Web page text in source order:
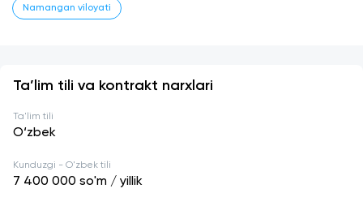
Namangan viloyati
Ta’lim tili va kontrakt narxlari
Ta'lim tili
O‘zbek
Kunduzgi - O'zbek tili
7 400 000 so'm / yillik